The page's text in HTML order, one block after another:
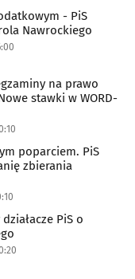
- PiS
Nawrockiego
na prawo
stawki w WORD-
poparciem. PiS
zbierania
PiS o